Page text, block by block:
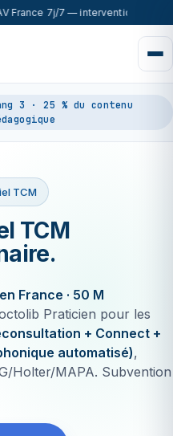
France 7j/7 — intervention sous
3 · 25 % du contenu
TCM
TCM
France · 50 M
Praticien pour les
+ Connect +
automatisé),
Holter/MAPA. Subvention